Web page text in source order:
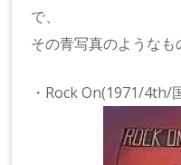
で、
その青写真のようなも
・Rock On(1971/4th/